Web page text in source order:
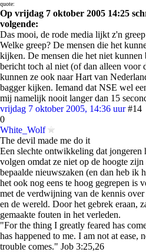
quote:
Op vrijdag 7 oktober 2005 14:25
volgende:
Das mooi, de rode media lijkt z'n
Welke greep? De mensen die het
kijken. De mensen die het niet
bericht toch al niet (of dan alleen voor
kunnen ze ook naar Hart van
bagger kijken. Iemand dat NSE wel
mij namelijk nooit langer dan 15
vrijdag 7 oktober 2005, 14:36 uur #14
0
White_Wolf
The devil made me do it
Een slechte ontwikkeling dat jongeren
volgen omdat ze niet op de hoogte
bepaalde nieuwszaken (en dan heb ik
het ook nog eens te hoog gegrepen is
met de verdwijning van de kennis
en de wereld. Door het gebrek eraan,
gemaakte fouten in het verleden.
"For the thing I greatly feared has
has happened to me. I am not at ease,
trouble comes." Job 3:25,26